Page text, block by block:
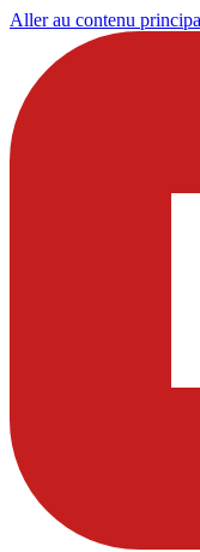
Aller au contenu